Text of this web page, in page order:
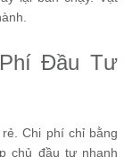
Đầu Tư
Chi phí chỉ bằng
chủ đầu tư nhanh